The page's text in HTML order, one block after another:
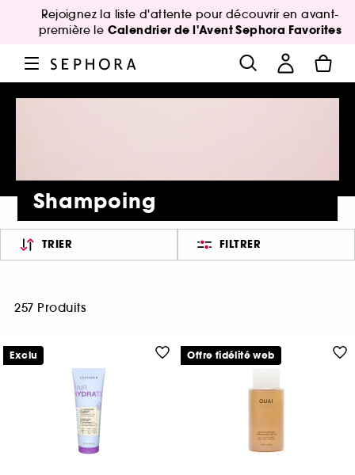
Rejoignez la liste d'attente pour découvrir en avant-
première le Calendrier de l'Avent Sephora Favorites
Shampoing
TRIER FILTRER
257 Produits
Exclu Offre fidélité web